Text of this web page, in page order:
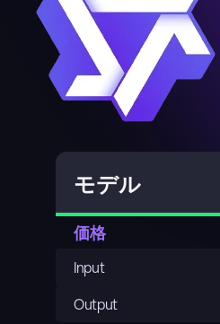
モデル
価格
Input
Output